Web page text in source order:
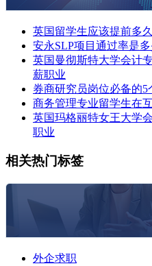
英国留学生应该提前多
安永SLP项目通过率是
英国曼彻斯特大学会计
薪职业
券商研究员岗位必备的
商务管理专业留学生在
英国玛格丽特女王大学
职业
相关热门标签
外企求职